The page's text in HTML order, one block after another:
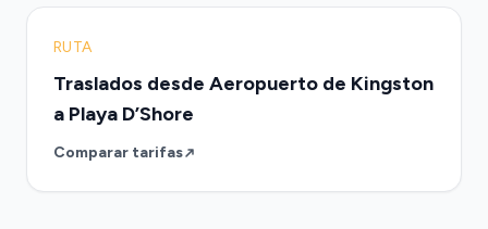
RUTA
Traslados desde Aeropuerto de Kingston
a Playa D’Shore
Comparar tarifas